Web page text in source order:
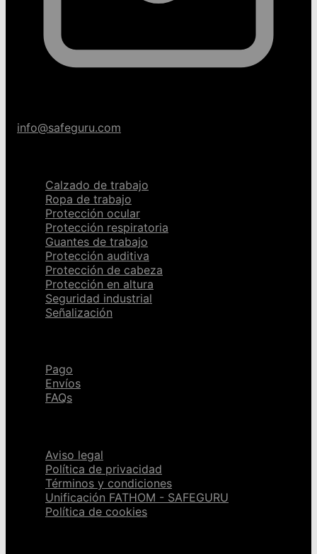
info@safeguru.com
Calzado de trabajo
Ropa de trabajo
Protección ocular
Protección respiratoria
Guantes de trabajo
Protección auditiva
Protección de cabeza
Protección en altura
Seguridad industrial
Señalización
Pago
Envíos
FAQs
Aviso legal
Política de privacidad
Términos y condiciones
Unificación FATHOM - SAFEGURU
Política de cookies